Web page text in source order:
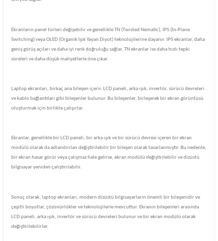
Ekranların panel türleri değişebilir ve genellikle TN (Twisted Nematic), IPS (In-Plane
Switching) veya OLED (Organik Işık Yayan Diyot) teknolojilerine dayanır. IPS ekranlar, daha
geniş görüş açıları ve daha iyi renk doğruluğu sağlar, TN ekranlar ise daha hızlı tepki
süreleri ve daha düşük maliyetlerle öne çıkar.
Laptop ekranları, birkaç ana bileşen içerir. LCD paneli, arka ışık, invertör, sürücü devreleri
ve kablo bağlantıları gibi bileşenler bulunur. Bu bileşenler, birleşerek bir ekran görüntüsü
oluşturmak için birlikte çalışırlar.
Ekranlar, genellikle bir LCD paneli, bir arka ışık ve bir sürücü devresi içeren bir ekran
modülü olarak da adlandırılan değiştirilebilir bir bileşen olarak tasarlanmıştır. Bu nedenle,
bir ekran hasar görür veya çalışmaz hale gelirse, ekran modülü değiştirilebilir ve dizüstü
bilgisayar yeniden çalıştırılabilir.
Sonuç olarak, laptop ekranları, modern dizüstü bilgisayarların önemli bir bileşenidir ve
çeşitli boyutlar, çözünürlükler ve teknolojilerle mevcuttur. Ekranın bileşenleri arasında
LCD paneli, arka ışık, invertör ve sürücü devreleri bulunur ve bir ekran modülü olarak
değiştirilebilirler.